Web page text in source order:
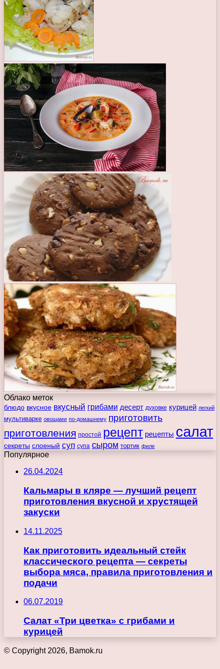
Облако меток
блюдо вкусное вкусный грибами десерт духовке курицей легкий
мультиварке овощами по-домашнему приготовить
приготовления простой рецепт рецепты салат
секреты слоеный суп супа сыром тортик филе
Популярное
26.04.2024
Кальмары в кляре — лучший рецепт
приготовления вкусной и хрустящей
закуски
14.11.2025
Как приготовить идеальный стейк
классического рецепта — секреты
выбора мяса, правила приготовления и
подачи
06.07.2019
Салат «Три цветка» с грибами и
курицей
© Copyright 2026, Bamok.ru